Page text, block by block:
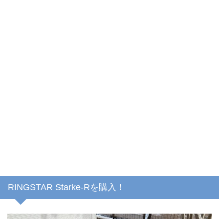
RINGSTAR Starke-Rを購入！